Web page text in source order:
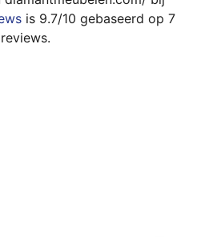
is 9.7/10 gebaseerd op 7
reviews.